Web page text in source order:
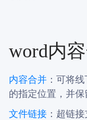
word内
内容合并 ：可将
的指定位置，并
文件链接 ：超链